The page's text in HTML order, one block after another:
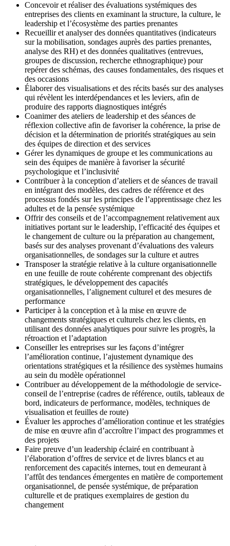
Concevoir et réaliser des évaluations systémiques des
entreprises des clients en examinant la structure, la culture, le
leadership et l’écosystème des parties prenantes
Recueillir et analyser des données quantitatives (indicateurs
sur la mobilisation, sondages auprès des parties prenantes,
analyse des RH) et des données qualitatives (entrevues,
groupes de discussion, recherche ethnographique) pour
repérer des schémas, des causes fondamentales, des risques et
des occasions
Élaborer des visualisations et des récits basés sur des analyses
qui révèlent les interdépendances et les leviers, afin de
produire des rapports diagnostiques intégrés
Coanimer des ateliers de leadership et des séances de
réflexion collective afin de favoriser la cohérence, la prise de
décision et la détermination de priorités stratégiques au sein
des équipes de direction et des services
Gérer les dynamiques de groupe et les communications au
sein des équipes de manière à favoriser la sécurité
psychologique et l’inclusivité
Contribuer à la conception d’ateliers et de séances de travail
en intégrant des modèles, des cadres de référence et des
processus fondés sur les principes de l’apprentissage chez les
adultes et de la pensée systémique
Offrir des conseils et de l’accompagnement relativement aux
initiatives portant sur le leadership, l’efficacité des équipes et
le changement de culture ou la préparation au changement,
basés sur des analyses provenant d’évaluations des valeurs
organisationnelles, de sondages sur la culture et autres
Transposer la stratégie relative à la culture organisationnelle
en une feuille de route cohérente comprenant des objectifs
stratégiques, le développement des capacités
organisationnelles, l’alignement culturel et des mesures de
performance
Participer à la conception et à la mise en œuvre de
changements stratégiques et culturels chez les clients, en
utilisant des données analytiques pour suivre les progrès, la
rétroaction et l’adaptation
Conseiller les entreprises sur les façons d’intégrer
l’amélioration continue, l’ajustement dynamique des
orientations stratégiques et la résilience des systèmes humains
au sein du modèle opérationnel
Contribuer au développement de la méthodologie de service-
conseil de l’entreprise (cadres de référence, outils, tableaux de
bord, indicateurs de performance, modèles, techniques de
visualisation et feuilles de route)
Évaluer les approches d’amélioration continue et les stratégies
de mise en œuvre afin d’accroître l’impact des programmes et
des projets
Faire preuve d’un leadership éclairé en contribuant à
l’élaboration d’offres de service et de livres blancs et au
renforcement des capacités internes, tout en demeurant à
l’affût des tendances émergentes en matière de comportement
organisationnel, de pensée systémique, de préparation
culturelle et de pratiques exemplaires de gestion du
changement